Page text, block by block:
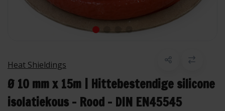
Heat Shieldings
Ø 10 mm x 15m | Hittebestendige silicone
isolatiekous - Rood - DIN EN45545